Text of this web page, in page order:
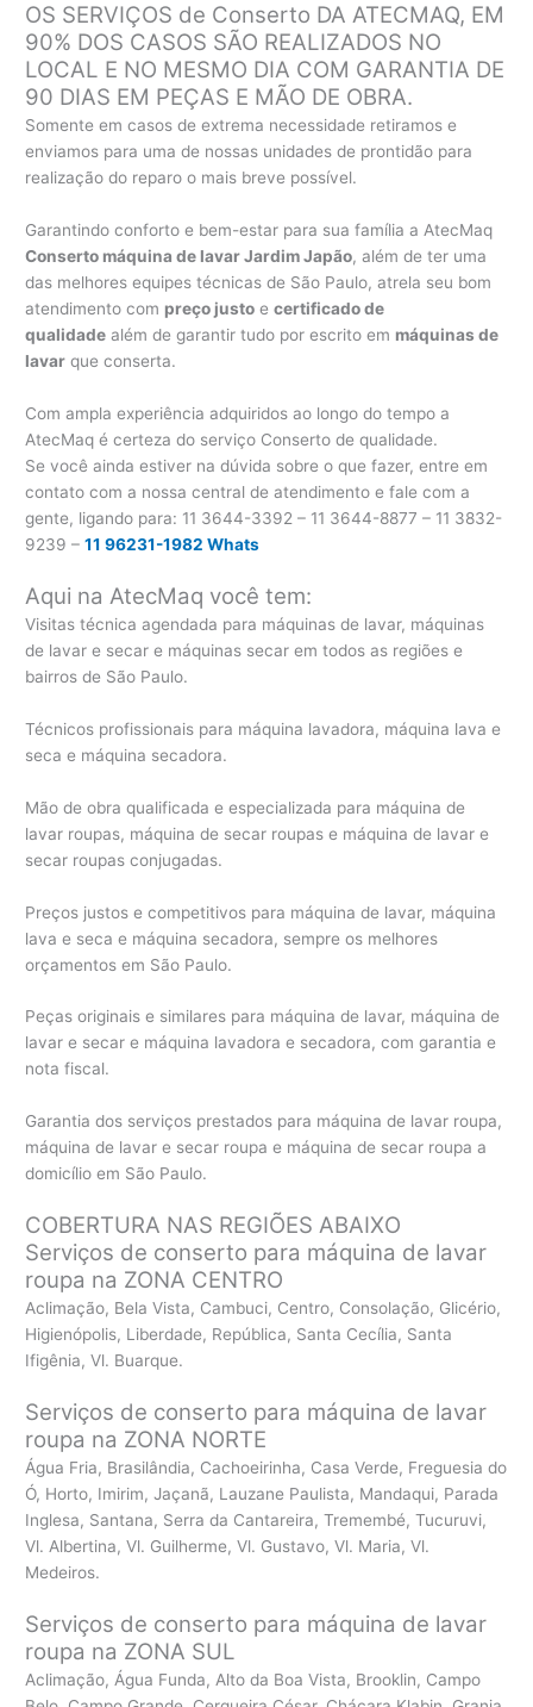
OS SERVIÇOS de Conserto DA ATECMAQ, EM
90% DOS CASOS SÃO REALIZADOS NO
LOCAL E NO MESMO DIA COM GARANTIA DE
90 DIAS EM PEÇAS E MÃO DE OBRA.
Somente em casos de extrema necessidade retiramos e
enviamos para uma de nossas unidades de prontidão para
realização do reparo o mais breve possível.
Garantindo conforto e bem-estar para sua família a AtecMaq
Conserto máquina de lavar Jardim Japão, além de ter uma
das melhores equipes técnicas de São Paulo, atrela seu bom
atendimento com preço justo ecertificado de
qualidade além de garantir tudo por escrito em máquinas de
lavar que conserta.
Com ampla experiência adquiridos ao longo do tempo a
AtecMaq é certeza do serviço Conserto de qualidade.
Se você ainda estiver na dúvida sobre o que fazer, entre em
contato com a nossa central de atendimento e fale com a
gente, ligando para: 11 3644-3392 – 11 3644-8877 – 11 3832-
9239 –11 96231-1982 Whats
Aqui na AtecMaq você tem:
Visitas técnica agendada para máquinas de lavar, máquinas
de lavar e secar e máquinas secar em todos as regiões e
bairros de São Paulo.
Técnicos profissionais para máquina lavadora, máquina lava e
seca e máquina secadora.
Mão de obra qualificada e especializada para máquina de
lavar roupas, máquina de secar roupas e máquina de lavar e
secar roupas conjugadas.
Preços justos e competitivos para máquina de lavar, máquina
lava e seca e máquina secadora, sempre os melhores
orçamentos em São Paulo.
Peças originais e similares para máquina de lavar, máquina de
lavar e secar e máquina lavadora e secadora, com garantia e
nota fiscal.
Garantia dos serviços prestados para máquina de lavar roupa,
máquina de lavar e secar roupa e máquina de secar roupa a
domicílio em São Paulo.
COBERTURA NAS REGIÕES ABAIXO
Serviços de conserto para máquina de lavar
roupa na ZONA CENTRO
Aclimação, Bela Vista, Cambuci, Centro, Consolação, Glicério,
Higienópolis, Liberdade, República, Santa Cecília, Santa
Ifigênia, Vl. Buarque.
Serviços de conserto para máquina de lavar
roupa na ZONA NORTE
Água Fria, Brasilândia, Cachoeirinha, Casa Verde, Freguesia do
Ó, Horto, Imirim, Jaçanã, Lauzane Paulista, Mandaqui, Parada
Inglesa, Santana, Serra da Cantareira, Tremembé, Tucuruvi,
Vl. Albertina, Vl. Guilherme, Vl. Gustavo, Vl. Maria, Vl.
Medeiros.
Serviços de conserto para máquina de lavar
roupa na ZONA SUL
Aclimação, Água Funda, Alto da Boa Vista, Brooklin, Campo